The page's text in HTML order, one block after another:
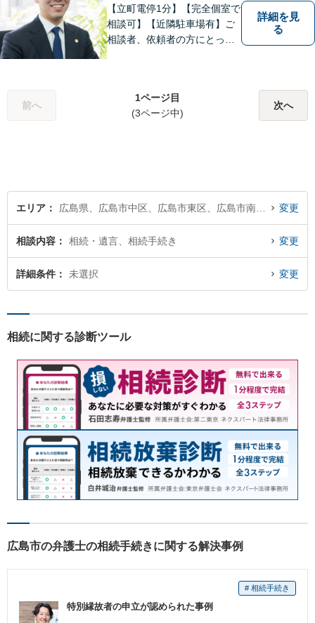
【立町電停1分】【完全個室で
相談可】【近隣駐車場有】ご
相談者、依頼者の方にとって
最大限に活用し、全力でサポ
ートさせていただきます。
詳細を見
る
前へ
1ページ目
(3ページ中)
次へ
エリア 変更
相談内容 相続・遺言、相続手続き 変更
詳細条件 未選択 変更
相続に関する診断ツール
広島市の弁護士の相続手続きに関する解決事例
# 相続手続き
特別縁故者の申立が認められた事例